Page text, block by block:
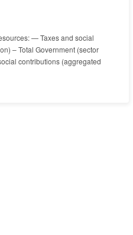
— Taxes and social
– Total Government (sector
contributions (aggregated